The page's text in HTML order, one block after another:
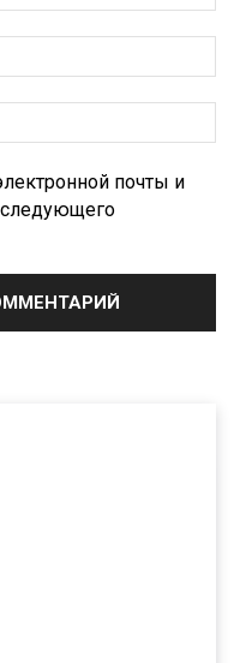
почты и
следующего